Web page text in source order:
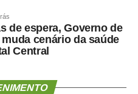
de espera, Governo de
cenário da saúde
Central